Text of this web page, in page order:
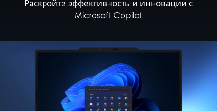
Раскройте эффективность и инновации с
Microsoft Copilot